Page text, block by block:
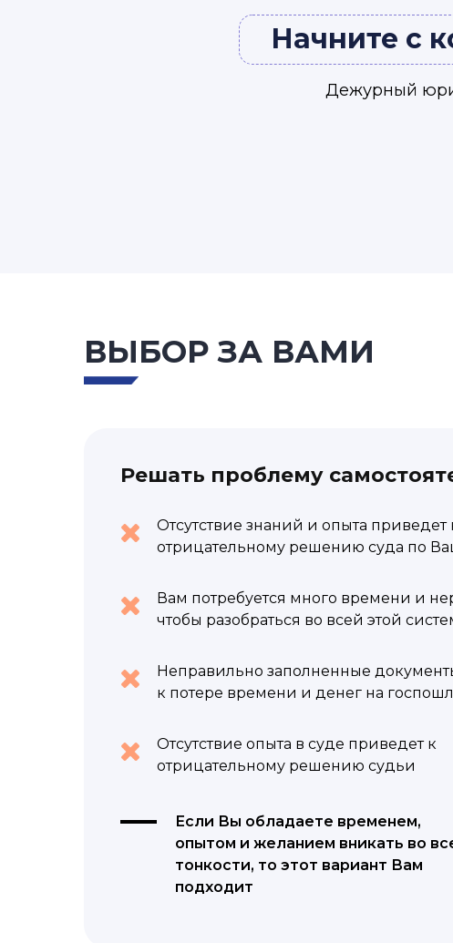
Начните с
Дежурный
ВЫБОР ЗА ВАМИ
Решать проблему
Отсутствие знаний и опыта приведет
отрицательному решению суда по
Вам потребуется много времени и
чтобы разобраться во всей этой
Неправильно заполненные
к потере времени и денег на
Отсутствие опыта в суде приведет к
отрицательному решению судьи
Если Вы обладаете временем,
опытом и желанием вникать во
тонкости, то этот вариант Вам
подходит